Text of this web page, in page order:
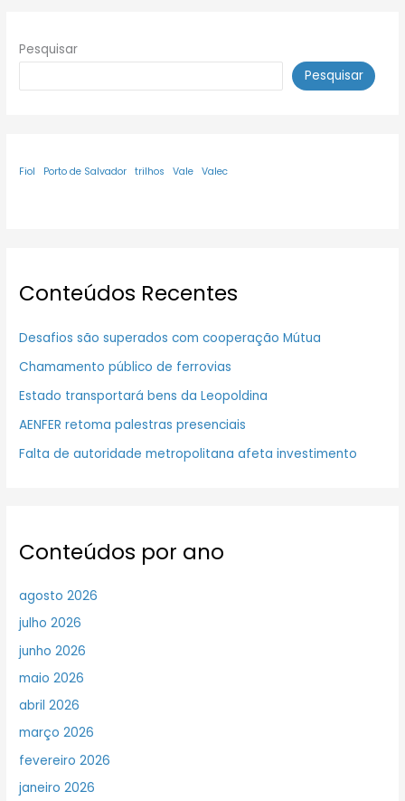
Pesquisar
Pesquisar
Fiol Porto de Salvador trilhos Vale Valec
Conteúdos Recentes
Desafios são superados com cooperação Mútua
Chamamento público de ferrovias
Estado transportará bens da Leopoldina
AENFER retoma palestras presenciais
Falta de autoridade metropolitana afeta investimento
Conteúdos por ano
agosto 2026
julho 2026
junho 2026
maio 2026
abril 2026
março 2026
fevereiro 2026
janeiro 2026